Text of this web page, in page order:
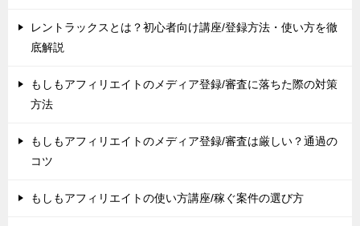
レントラックスとは？初心者向け講座/登録方法・使い方を徹
底解説
もしもアフィリエイトのメディア登録/審査に落ちた際の対策
方法
もしもアフィリエイトのメディア登録/審査は厳しい？通過の
コツ
もしもアフィリエイトの使い方講座/稼ぐ案件の選び方